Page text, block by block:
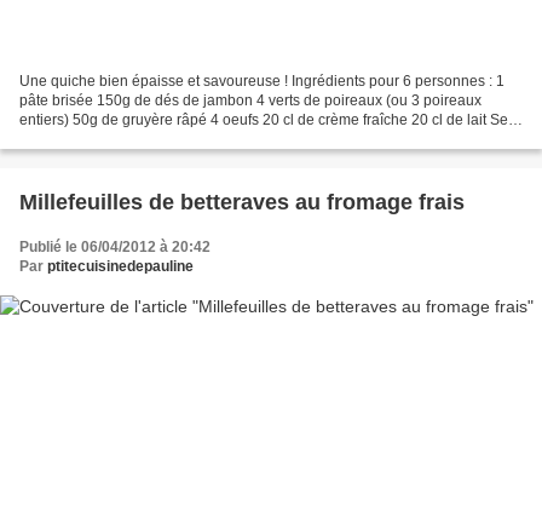
Une quiche bien épaisse et savoureuse ! Ingrédients pour 6 personnes : 1
pâte brisée 150g de dés de jambon 4 verts de poireaux (ou 3 poireaux
entiers) 50g de gruyère râpé 4 oeufs 20 cl de crème fraîche 20 cl de lait Sel,
Millefeuilles de betteraves au fromage frais
Publié le 06/04/2012 à 20:42
Par ptitecuisinedepauline